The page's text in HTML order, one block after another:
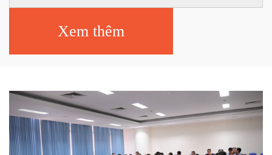
Xem thêm
Previous Next